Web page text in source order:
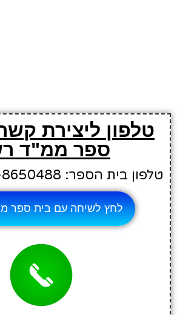
טלפון ליצירת
ספר ממ"ד
טלפון בית הספר: 09-8650488
לחץ לשיחה עם בית ספר